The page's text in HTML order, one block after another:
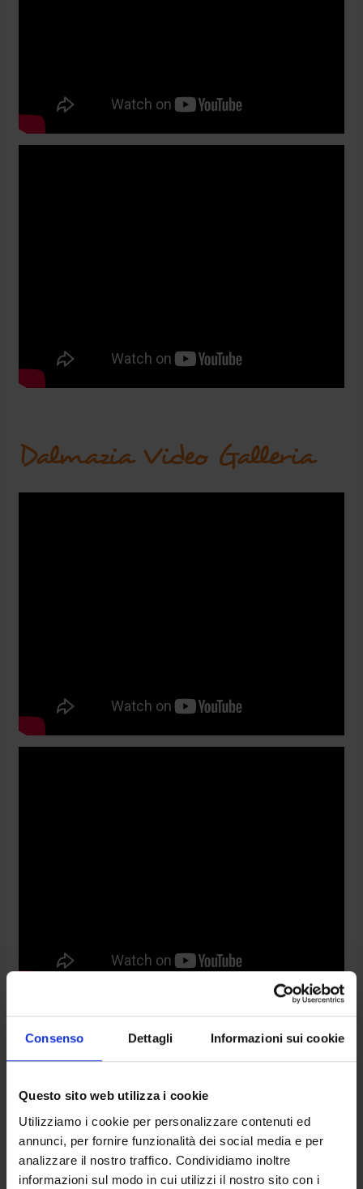
Consenso Dettagli Informazioni sui cookie
Questo sito web utilizza i cookie
Utilizziamo i cookie per personalizzare contenuti ed
annunci, per fornire funzionalità dei social media e per
analizzare il nostro traffico. Condividiamo inoltre
informazioni sul modo in cui utilizzi il nostro sito con i
Dalmazia Video Galleria